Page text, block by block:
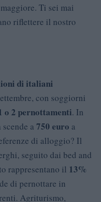
Ti sei mai
riflettere il nostro
di italiani
con soggiorni
o 2 pernottamenti. In
a 750 euro a
di alloggio? Il
seguito dai bed and
rappresentano il 13%
di pernottare in
Agriturismo,